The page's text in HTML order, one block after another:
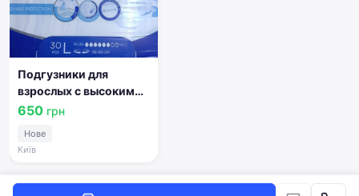
Подгузники для
взрослых с высоким
уровнем
размер L / 30 штук / ID
650 грн
Нове
Київ